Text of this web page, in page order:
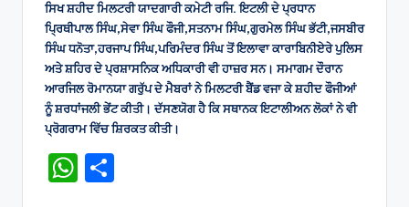
ਸਿਖ ਸ਼ਹੀਦ ਮਿਲਟਰੀ ਯਾਦਗਾਰੀ ਕਮੇਟੀ ਰਜਿ. ਇਟਲੀ ਦੇ ਪ੍ਰਧਾਨ
ਪ੍ਰਿਥੀਪਾਲ ਸਿੰਘ,ਸੇਵਾ ਸਿੰਘ ਫੌਜੀ,ਸਤਨਾਮ ਸਿੰਘ,ਗੁਰਮੇਲ ਸਿੰਘ ਭੱਟੀ,ਜਸਬੀਰ
ਸਿੰਘ ਧਨੋਤਾ,ਹਰਜਾਪ ਸਿੰਘ,ਪਰਿਮੰਦਰ ਸਿੰਘ ਤੋਂ ਇਲਾਵਾ ਕਾਰਾਬਿਨੀਏਰੇ ਪੁਲਿਸ
ਅਤੇ ਸ਼ਹਿਰ ਦੇ ਪ੍ਰਸ਼ਾਸਨਿਕ ਅਧਿਕਾਰੀ ਵੀ ਹਾਜ਼ਰ ਸਨ। ਸਮਾਗਮ ਦੌਰਾਨ
ਆਰਜਿਲ ਰੋਮਾਨਯਾ ਗਰੁੱਪ ਦੇ ਮੈਬਰਾਂ ਨੇ ਮਿਲਟਰੀ ਬੈਂਡ ਵਜਾ ਕੇ ਸ਼ਹੀਦ ਫੌਜੀਆਂ
ਨੂੰ ਸ਼ਰਧਾਂਜਲੀ ਭੇਂਟ ਕੀਤੀ। ਦੱਸਣਯੋਗ ਹੈ ਕਿ ਸਥਾਨਕ ਇਟਾਲੀਅਨ ਲੋਕਾਂ ਨੇ ਵੀ
ਪ੍ਰੋਗਰਾਮ ਵਿੱਚ ਸ਼ਿਰਕਤ ਕੀਤੀ।
W